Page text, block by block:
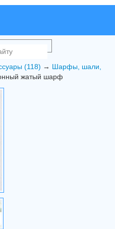
(118) → Шарфы, шали,
жатый шарф